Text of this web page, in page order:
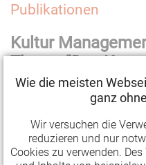
Publikationen
Kultur
Thema "Das
25.09.2018 09:53
Die aktuelle Ausgabe
Management Network
Wie die meisten
ganz
Wir versuchen die
reduzieren und nur
Cookies zu verwenden.